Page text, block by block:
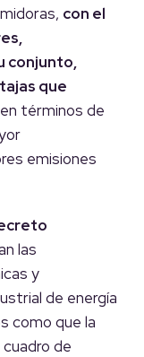
con el
conjunto,
que
en términos de
emisiones
las
y
de energía
como que la
de